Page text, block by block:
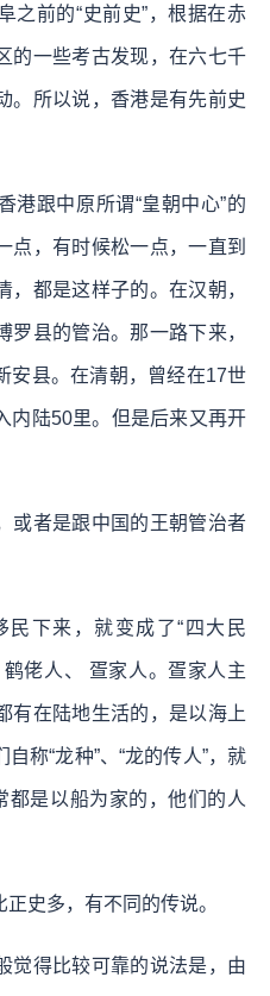
之前的“史前史”，根据在赤
的一些考古发现，在六七千
。所以说，香港是有先前史
港跟中原所谓“皇朝中心”的
，有时候松一点，一直到
，都是这样子的。在汉朝，
罗县的管治。那一路下来，
安县。在清朝，曾经在17世
内陆50里。但是后来又再开
或者是跟中国的王朝管治者
下来，就变成了“四大民
佬人、 疍家人。疍家人主
有在陆地生活的，是以海上
称“龙种”、“龙的传人”，就
都是以船为家的，他们的人
史多，有不同的传说。
觉得比较可靠的说法是，由